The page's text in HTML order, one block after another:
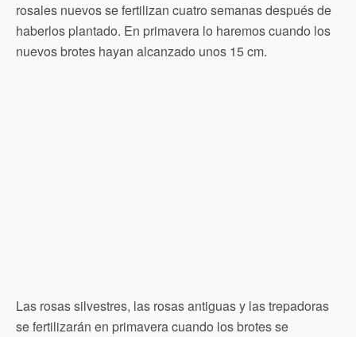
rosales nuevos se fertilizan cuatro semanas después de
haberlos plantado. En primavera lo haremos cuando los
nuevos brotes hayan alcanzado unos 15 cm.
Las rosas silvestres, las rosas antiguas y las trepadoras
se fertilizarán en primavera cuando los brotes se